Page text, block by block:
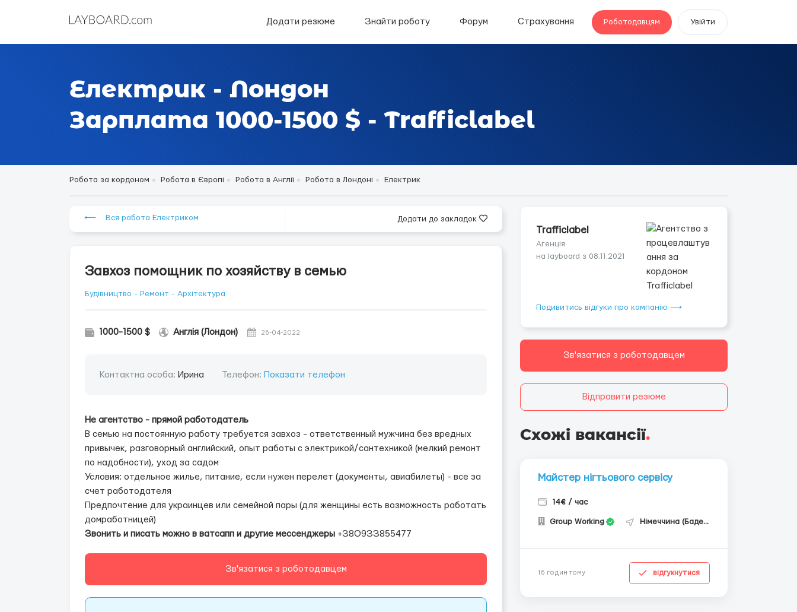
Додати резюме Знайти роботу Форум Страхування Роботодавцям Увійти
Електрик - Лондон
Зарплата 1000-1500 $ - Trafficlabel
Робота за кордоном Робота в Європі Робота в Англії Робота в Лондоні Електрик
⟵ Вся работа Електриком Додати до закладок
Завхоз помощник по хозяйству в семью
Будівництво - Ремонт - Архітектура
1000-1500 $ Англія (Лондон) 26-04-2022
Контактна особа: Ирина Телефон: Показати телефон
Не агентство - прямой работодатель
В семью на постоянную работу требуется завхоз - ответственный мужчина без вредных
привычек, разговорный английский, опыт работы с электрикой/сантехникой (мелкий ремонт
по надобности), уход за садом
Условия: отдельное жилье, питание, если нужен перелет (документы, авиабилеты) - все за
счет работодателя
Предпочтение для украинцев или семейной пары (для женщины есть возможность работать
домработницей)
Звонить и писать можно в ватсапп и другие мессенджеры +З8О9ЗЗ855477
Зв'язатися з роботодавцем
Trafficlabel
Агенція
на layboard з 08.11.2021
Подивитись відгуки про компанію ⟶
Зв'язатися з роботодавцем
Відправити резюме
Схожі вакансії.
Майстер нігтьового сервісу
14€ / час
Group Working Німеччина (Баден-Вюртемберг)
16 годин тому відгукнутися